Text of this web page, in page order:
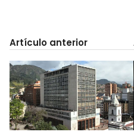
Artículo anterior